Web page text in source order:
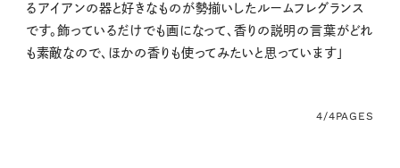
るアイアンの器と好きなものが勢揃いしたルームフレグランス
です。飾っているだけでも画になって、香りの説明の言葉がどれ
も素敵なので、ほかの香りも使ってみたいと思っています」
4/4PAGES